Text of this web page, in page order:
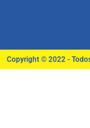
Copyright © 2022 -